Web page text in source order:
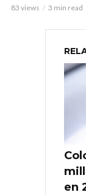
83 views 3 min read
en